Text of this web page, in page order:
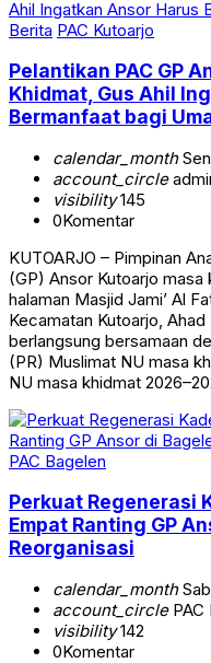
Berita PAC Kutoarjo
Pelantikan PAC GP
Khidmat, Gus Ahil
Bermanfaat bagi
calendar_month
account_circle
visibility145
0Komentar
KUTOARJO – Pimpinan
(GP) Ansor Kutoarjo
halaman Masjid Jami’ Al
Kecamatan Kutoarjo,
berlangsung bersamaan
(PR) Muslimat NU masa
NU masa khidmat
PAC Bagelen
Perkuat Regenerasi
Empat Ranting GP
Reorganisasi
calendar_month
account_circlePAC
visibility142
0Komentar